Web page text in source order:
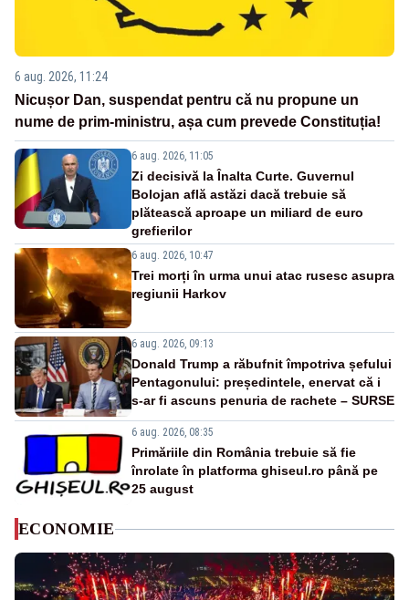
6 aug. 2026, 11:24
Nicușor Dan, suspendat pentru că nu propune un
nume de prim-ministru, așa cum prevede Constituția!
6 aug. 2026, 11:05
Zi decisivă la Înalta Curte. Guvernul
Bolojan află astăzi dacă trebuie să
plătească aproape un miliard de euro
grefierilor
6 aug. 2026, 10:47
Trei morți în urma unui atac rusesc asupra
regiunii Harkov
6 aug. 2026, 09:13
Donald Trump a răbufnit împotriva șefului
Pentagonului: președintele, enervat că i
s-ar fi ascuns penuria de rachete – SURSE
6 aug. 2026, 08:35
Primăriile din România trebuie să fie
înrolate în platforma ghiseul.ro până pe
25 august
ECONOMIE